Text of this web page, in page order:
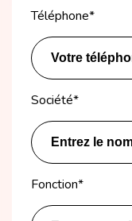
Téléphone*
Société*
Fonction*